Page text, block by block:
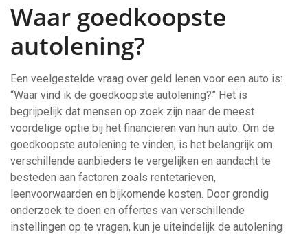
Waar goedkoopste
autolening?
Een veelgestelde vraag over geld lenen voor een auto is:
“Waar vind ik de goedkoopste autolening?” Het is
begrijpelijk dat mensen op zoek zijn naar de meest
voordelige optie bij het financieren van hun auto. Om de
goedkoopste autolening te vinden, is het belangrijk om
verschillende aanbieders te vergelijken en aandacht te
besteden aan factoren zoals rentetarieven,
leenvoorwaarden en bijkomende kosten. Door grondig
onderzoek te doen en offertes van verschillende
instellingen op te vragen, kun je uiteindelijk de autolening